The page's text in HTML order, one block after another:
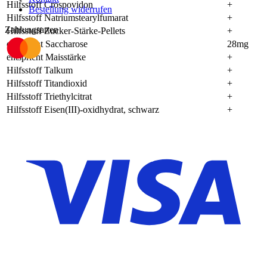
Hilfsstoff Crospovidon
+
Hilfsstoff Natriumstearylfumarat
+
Hilfsstoff Zucker-Stärke-Pellets
+
entspricht Saccharose
28mg
entspricht Maisstärke
+
Hilfsstoff Talkum
+
Hilfsstoff Titandioxid
+
Hilfsstoff Triethylcitrat
+
Hilfsstoff Eisen(III)-oxidhydrat, schwarz
+
Bestellung widerrufen
Zahlungsarten